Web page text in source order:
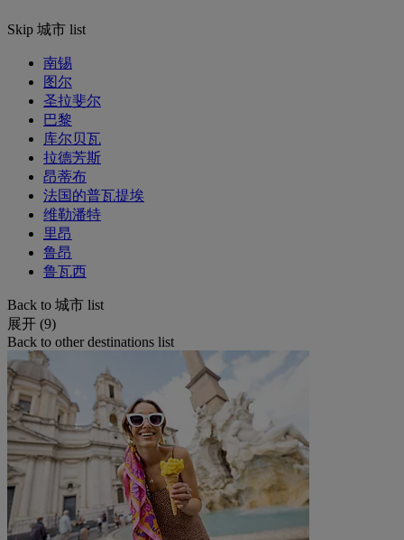
Skip 城市 list
南锡
图尔
圣拉斐尔
巴黎
库尔贝瓦
拉德芳斯
昂蒂布
法国的普瓦提埃
维勒潘特
里昂
鲁昂
鲁瓦西
Back to 城市 list
展开 (9)
Back to other destinations list